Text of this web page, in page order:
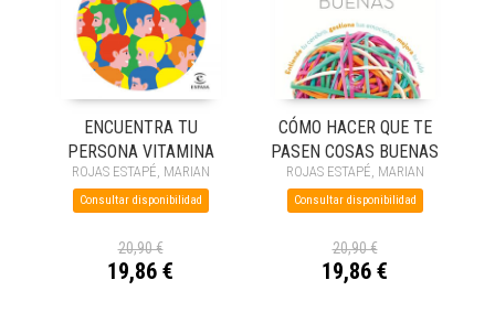
ENCUENTRA TU
PERSONA VITAMINA
ROJAS ESTAPÉ, MARIAN
Consultar disponibilidad
20,90 €
19,86 €
CÓMO HACER QUE TE
PASEN COSAS BUENAS
ROJAS ESTAPÉ, MARIAN
Consultar disponibilidad
20,90 €
19,86 €